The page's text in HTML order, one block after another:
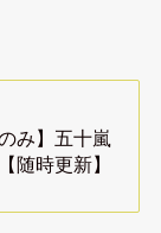
み】五十嵐
随時更新】